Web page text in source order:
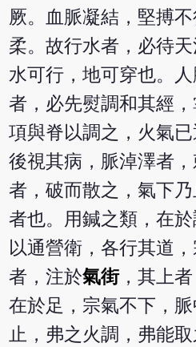
厥。血脈凝結，堅搏
柔。故行水者，必待
水可行，地可穿也。
者，必先熨調和其經，
項與脊以調之，火氣
後視其病，脈淖澤者
者，破而散之，氣下
者也。用鍼之類，在於
以通營衛，各行其道
者，注於氣街，其上
在於足，宗氣不下，
止，弗之火調，弗能